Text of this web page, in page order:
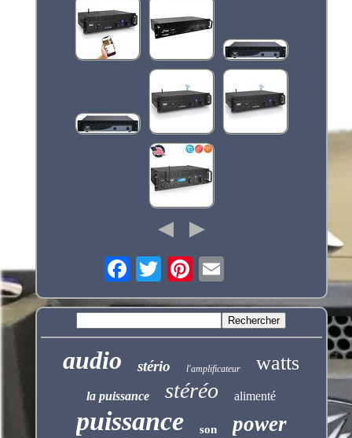
audio stério l'amplificateur watts
la puissance stéréo alimenté
puissance son power